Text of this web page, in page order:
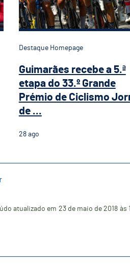
Destaque Homepage
Guimarães recebe a 5.ª
etapa do 33.º Grande
Prémio de Ciclismo
de ...
28 ago
atualizado em 23 de maio de 2018 às